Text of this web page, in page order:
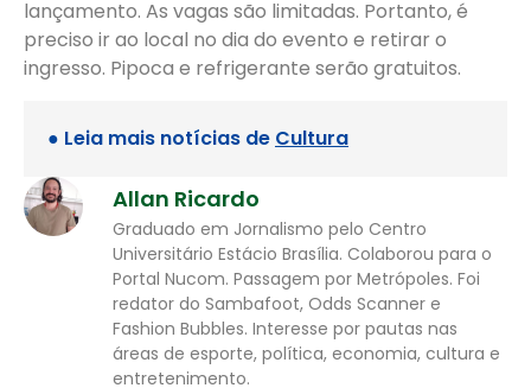
lançamento. As vagas são limitadas. Portanto, é
preciso ir ao local no dia do evento e retirar o
ingresso. Pipoca e refrigerante serão gratuitos.
● Leia mais notícias de Cultura
Allan Ricardo
Graduado em Jornalismo pelo Centro
Universitário Estácio Brasília. Colaborou para o
Portal Nucom. Passagem por Metrópoles. Foi
redator do Sambafoot, Odds Scanner e
Fashion Bubbles. Interesse por pautas nas
áreas de esporte, política, economia, cultura e
entretenimento.